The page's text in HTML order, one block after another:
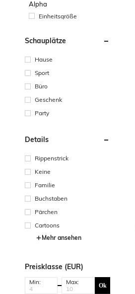
Alpha
Einheitsgröße
Schauplätze
Hause
Sport
Büro
Geschenk
Party
Details
Rippenstrick
Keine
Familie
Buchstaben
Pärchen
Cartoons
Mehr ansehen
Preisklasse (EUR)
Min: Max: Ok